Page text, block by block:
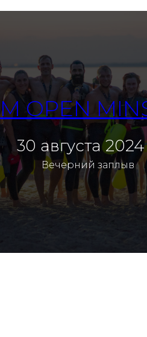
OPEN
30 августа 2024
Вечерний заплыв
Смотреть фотоотчет